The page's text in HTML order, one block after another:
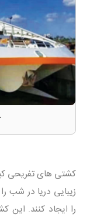
کشتی های تفریحی
زیبایی دریا در شب